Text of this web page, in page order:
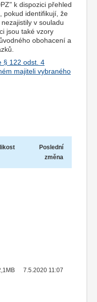
k dispozici přehled
pokud identifikují, že
v souladu
jsou také vzory
obohacení a
§ 122 odst. 4
majiteli vybraného
Poslední
změna
7.5.2020 11:07